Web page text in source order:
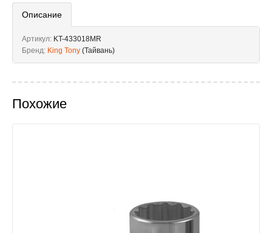
Описание
Артикул: KT-433018MR
Бренд: King Tony (Тайвань)
Похожие